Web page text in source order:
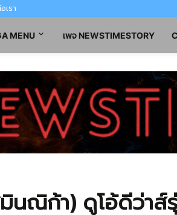
เรา
MENU เพจ NEWSTIMESTORY
นณิก้า) ดูโอ้ดีว่าส์